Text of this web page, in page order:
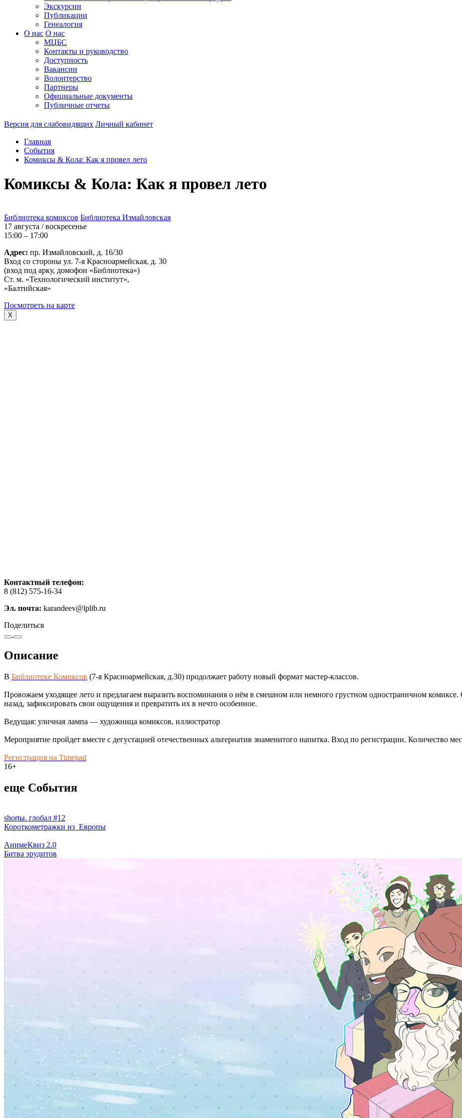
Экскурсии
Публикации
Генеалогия
О нас О нас
МЦБС
Контакты и руководство
Доступность
Вакансии
Волонтерство
Партнеры
Официальные документы
Публичные отчеты
Версия для слабовидящих Личный кабинет
Главная
События
Комиксы & Кола: Как я провел лето
Комиксы & Кола: Как я провел лето
Библиотека комиксов Библиотека Измайловская
17 августа / воскресенье
15:00 – 17:00
Адрес: пр. Измайловский, д. 16/30
Вход со стороны ул. 7-я Красноармейская, д. 30
(вход под арку, домофон «Библиотека»)
Ст. м. «Технологический институт»,
«Балтийская»
Посмотреть на карте
X
Контактный телефон:
8 (812) 575-16-34
Эл. почта: karandeev@lplib.ru
Поделиться
Описание
В Библиотеке Комиксов (7-я Красноармейская, д.30) продолжает работу новый формат мастер-классов.
Провожаем уходящее лето и предлагаем выразить воспоминания о нём в смешном или немного грустном одностраничном
назад, зафиксировать свои ощущения и превратить их в нечто особенное.
Ведущая: уличная лампа — художница комиксов, иллюстратор
Мероприятие пройдет вместе с дегустацией отечественных альтернатив знаменитого напитка. Вход по регистрации. Количество
Регистрация на Timepad
16+
еще События
shortы. глобал #12
Короткометражки из Европы
АнимеКвиз 2.0
Битва эрудитов